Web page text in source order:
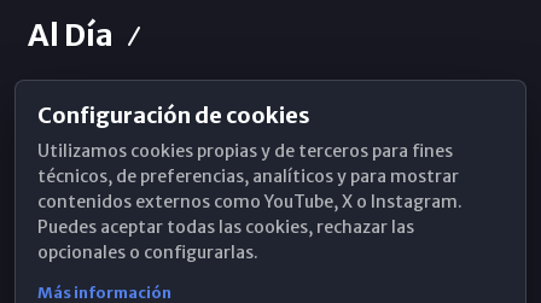
Al Día
Horarios de Misa
Hemeroteca
WhatsApp
Configuración de cookies
Utilizamos cookies propias y de terceros para fines
técnicos, de preferencias, analíticos y para mostrar
contenidos externos como YouTube, X o Instagram.
Puedes aceptar todas las cookies, rechazar las
opcionales o configurarlas.
Más información